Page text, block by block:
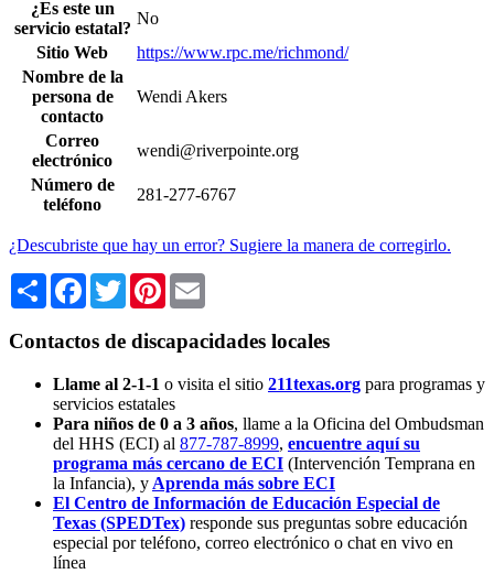
¿Es este un
servicio estatal?
No
Sitio Web
https://www.rpc.me/richmond/
Nombre de la
persona de
contacto
Wendi Akers
Correo
electrónico
wendi@riverpointe.org
Número de
teléfono
281-277-6767
¿Descubriste que hay un error? Sugiere la manera de corregirlo.
Share Facebook
TwitterPinterest
Contactos de discapacidades locales
Llame al 2-1-1 o visita el sitio 211texas.org para programas y
servicios estatales
Para niños de 0 a 3 años, llame a la Oficina del Ombudsman
del HHS (ECI) al 877-787-8999, encuentre aquí su
programa más cercano de ECI (Intervención Temprana en
la Infancia), y Aprenda más sobre ECI
El Centro de Información de Educación Especial de
Texas (SPEDTex) responde sus preguntas sobre educación
especial por teléfono, correo electrónico o chat en vivo en
línea